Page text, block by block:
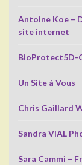
Antoine Koe –
site internet
BioProtect5D-
Un Site à Vous
Chris Gaillard
Sandra VIAL
Sara Cammi –